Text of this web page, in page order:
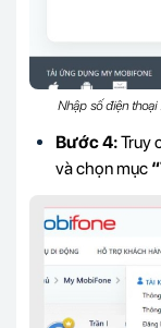
Nhập số điện
Bước 4:Truy
và chọn mục